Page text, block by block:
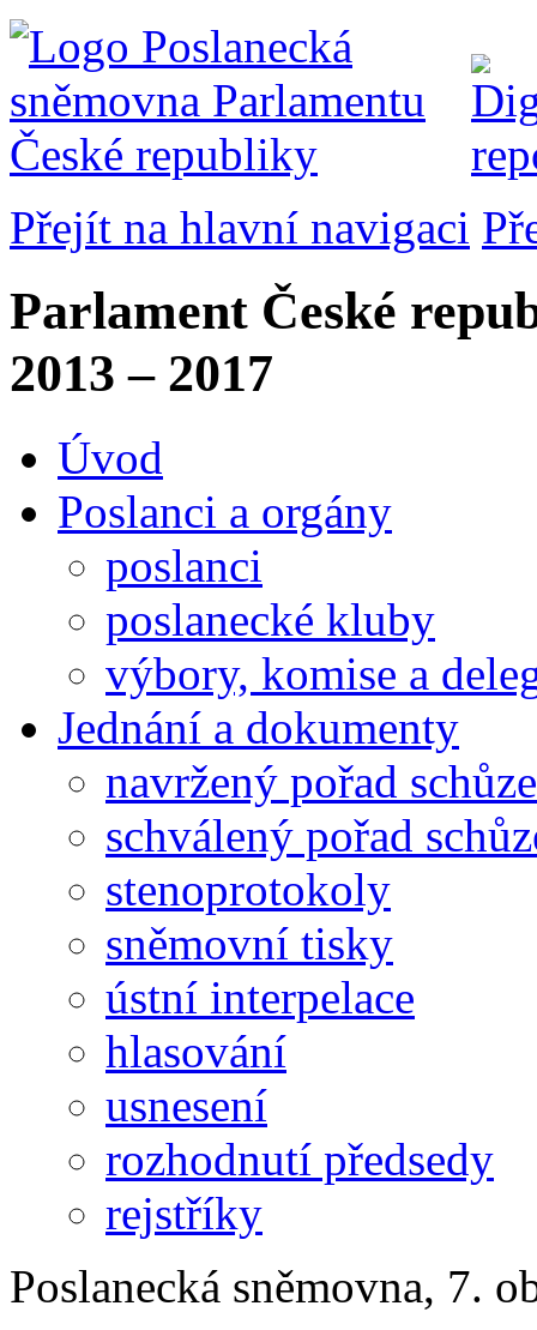
Přejít na hlavní navigaci
Parlament České
2013 – 2017
Úvod
Poslanci a orgány
poslanci
poslanecké kluby
výbory, komise a
Jednání a dokumenty
navržený pořad schůze
schválený pořad
stenoprotokoly
sněmovní tisky
ústní interpelace
hlasování
usnesení
rozhodnutí předsedy
rejstříky
Poslanecká sněmovna, 7.